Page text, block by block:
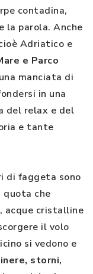
contadina,
la parola. Anche
Adriatico e
e Parco
manciata di
in una
del relax e del
e tante
di faggeta sono
quota che
acque cristalline
il volo
si vedono e
storni,